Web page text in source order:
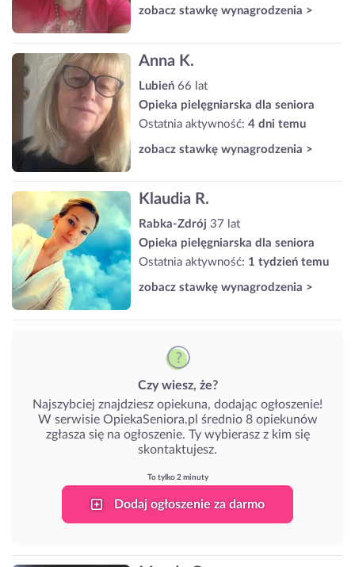
zobacz stawkę wynagrodzenia >
Anna K.
Lubień 66 lat
Opieka pielęgniarska dla seniora
Ostatnia aktywność: 4 dni temu
zobacz stawkę wynagrodzenia >
Klaudia R.
Rabka-Zdrój 37 lat
Opieka pielęgniarska dla seniora
Ostatnia aktywność: 1 tydzień temu
zobacz stawkę wynagrodzenia >
Czy wiesz, że?
Najszybciej znajdziesz opiekuna, dodając ogłoszenie!
W serwisie OpiekaSeniora.pl średnio 8 opiekunów
zgłasza się na ogłoszenie. Ty wybierasz z kim się
skontaktujesz.
To tylko 2 minuty
Dodaj ogłoszenie za darmo